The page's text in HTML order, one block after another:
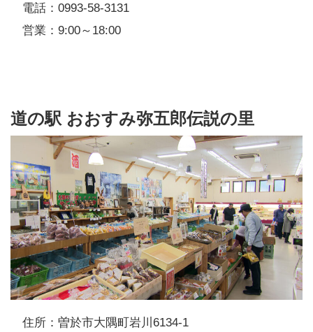
電話：0993-58-3131
営業：9:00～18:00
道の駅 おおすみ弥五郎伝説の里
住所：曽於市大隅町岩川6134-1